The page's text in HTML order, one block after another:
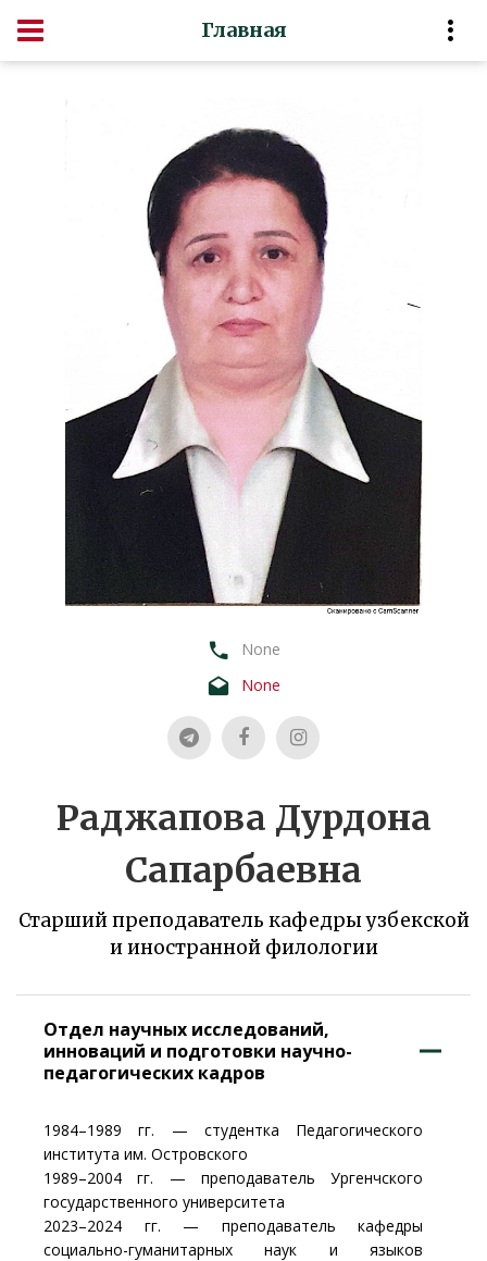
Главная
None
None
Раджапова Дурдона
Сапарбаевна
Старший преподаватель кафедры узбекской
и иностранной филологии
Отдел научных исследований,
инноваций и подготовки научно-
педагогических кадров
1984–1989 гг. — студентка Педагогического
института им. Островского
1989–2004 гг. — преподаватель Ургенчского
государственного университета
2023–2024 гг. — преподаватель кафедры
социально-гуманитарных наук и языков